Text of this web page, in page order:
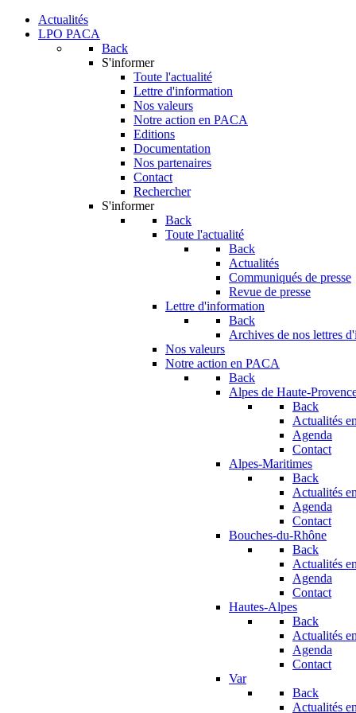
Actualités
LPO PACA
Back
S'informer
Toute l'actualité
Lettre d'information
Nos valeurs
Notre action en PACA
Editions
Documentation
Nos partenaires
Contact
Rechercher
S'informer
Back
Toute l'actualité
Back
Actualités
Communiqués de presse
Revue de presse
Lettre d'information
Back
Archives de nos lettres
Nos valeurs
Notre action en PACA
Back
Alpes de Haute-
Back
Actualités
Agenda
Contact
Alpes-Maritimes
Back
Actualités
Agenda
Contact
Bouches-du-Rhône
Back
Actualités
Agenda
Contact
Hautes-Alpes
Back
Actualités
Agenda
Contact
Var
Back
Actualités